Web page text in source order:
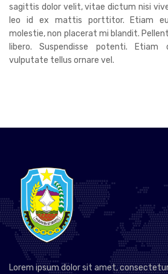
sagittis dolor velit, vitae dictum nisi
leo id ex mattis porttitor. Etiam
molestie, non placerat mi blandit.
libero. Suspendisse potenti.
vulputate tellus ornare vel.
Lorem ipsum dolor sit amet,